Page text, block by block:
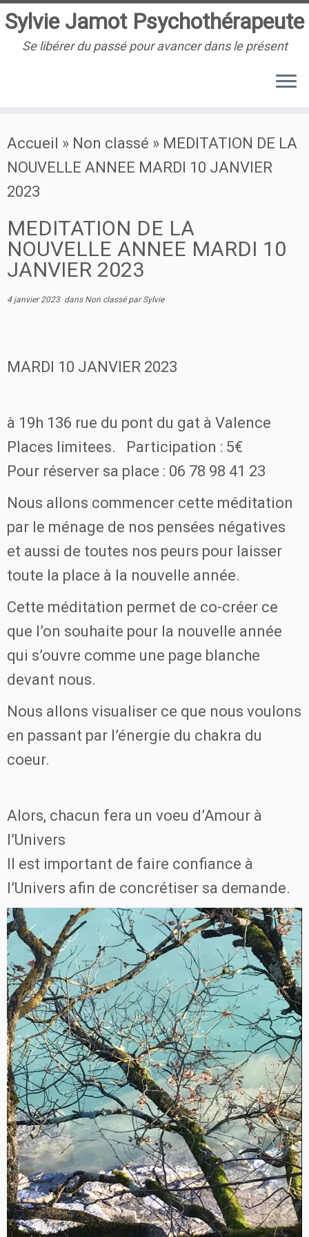
au
contenu
Sylvie Jamot Psychothérapeute
Se libérer du passé pour avancer dans le présent
Accueil » Non classé » MEDITATION DE LA
NOUVELLE ANNEE MARDI 10 JANVIER
2023
MEDITATION DE LA
NOUVELLE ANNEE MARDI 10
JANVIER 2023
4 janvier 2023dans Non classé parSylvie
MARDI 10 JANVIER 2023
à 19h 136 rue du pont du gat à Valence
Places limitees. Participation : 5€
Pour réserver sa place : 06 78 98 41 23
Nous allons commencer cette méditation
par le ménage de nos pensées négatives
et aussi de toutes nos peurs pour laisser
toute la place à la nouvelle année.
Cette méditation permet de co-créer ce
que l’on souhaite pour la nouvelle année
qui s’ouvre comme une page blanche
devant nous.
Nous allons visualiser ce que nous voulons
en passant par l’énergie du chakra du
coeur.
Alors, chacun fera un voeu d’Amour à
l’Univers
Il est important de faire confiance à
l’Univers afin de concrétiser sa demande.